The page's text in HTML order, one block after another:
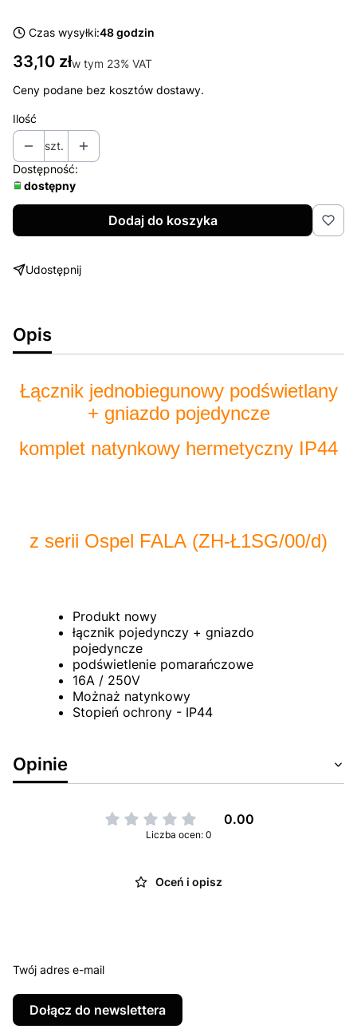
Czas wysyłki:48 godzin
Cena
33,10 złw tym 23% VAT
w tym 23% VAT
Ceny podane bez kosztów dostawy.
Ilość
szt.
Dostępność:
dostępny
Dodaj do koszyka
Udostępnij
Opis
Łącznik jednobiegunowy podświetlany
+ gniazdo pojedyncze
komplet natynkowy hermetyczny IP44
z serii Ospel FALA (ZH-Ł1SG/00/d)
Produkt nowy
łącznik pojedynczy + gniazdo
pojedyncze
podświetlenie pomarańczowe
16A / 250V
Możnaż natynkowy
Stopień ochrony - IP44
Opinie
0.00
Liczba ocen: 0
Oceń i opisz
Twój adres e-mail
Dołącz do newslettera